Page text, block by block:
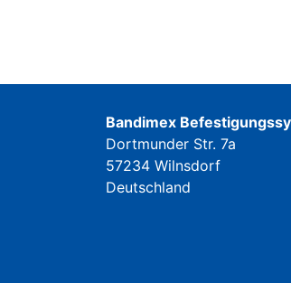
Bandimex
Dortmunder Str. 7a
57234 Wilnsdorf
Deutschland